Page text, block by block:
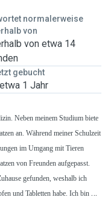
normalerweise
von
von etwa 14
gebucht
1 Jahr
Neben meinem Studium biete
an. Während meiner Schulzeit
im Umgang mit Tieren
von Freunden aufgepasst.
gefunden, weshalb ich
und Tabletten habe. Ich bin mit